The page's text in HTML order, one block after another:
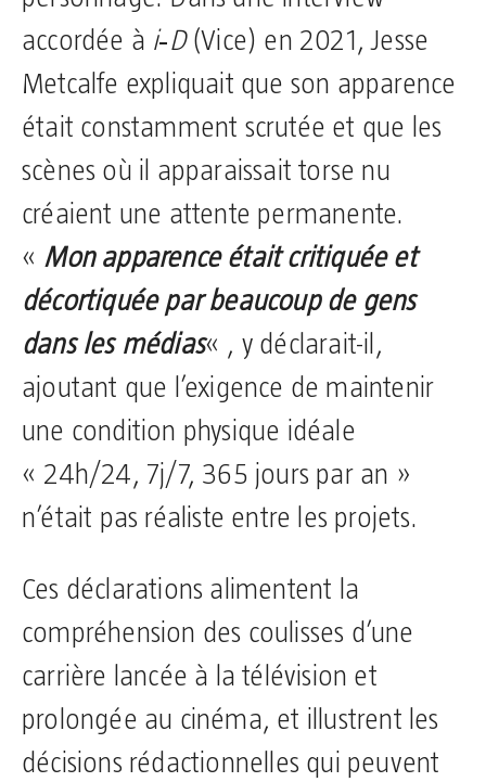
accordée à i‑D(Vice) en 2021, Jesse
Metcalfe expliquait que son apparence
était constamment scrutée et que les
scènes où il apparaissait torse nu
créaient une attente permanente.
« Mon apparence était critiquée et
décortiquée par beaucoup de gens
dans les médias« , y déclarait-il,
ajoutant que l’exigence de maintenir
une condition physique idéale
« 24h/24, 7j/7, 365 jours par an »
n’était pas réaliste entre les projets.
Ces déclarations alimentent la
compréhension des coulisses d’une
carrière lancée à la télévision et
prolongée au cinéma, et illustrent les
décisions rédactionnelles qui peuvent